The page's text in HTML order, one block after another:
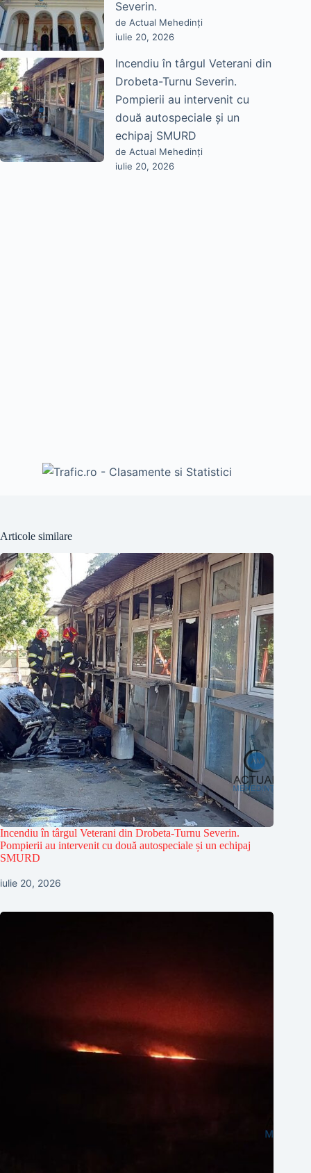
Severin.
de Actual Mehedinți
iulie 20, 2026
Incendiu în târgul Veterani din
Drobeta-Turnu Severin.
Pompierii au intervenit cu
două autospeciale și un
echipaj SMURD
de Actual Mehedinți
iulie 20, 2026
Articole similare
Incendiu în târgul Veterani din Drobeta-Turnu Severin.
Pompierii au intervenit cu două autospeciale și un echipaj
SMURD
iulie 20, 2026